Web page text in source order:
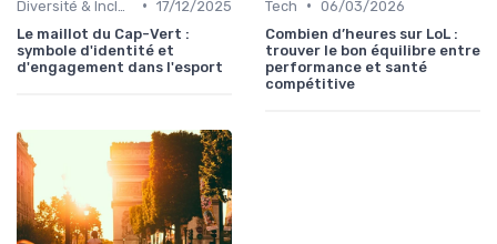
• 17/12/2025
Le maillot du Cap-Vert :
symbole d'identité et
d'engagement dans l'esport
Tech • 06/03/2026
Combien d’heures sur LoL :
trouver le bon équilibre entre
performance et santé
compétitive